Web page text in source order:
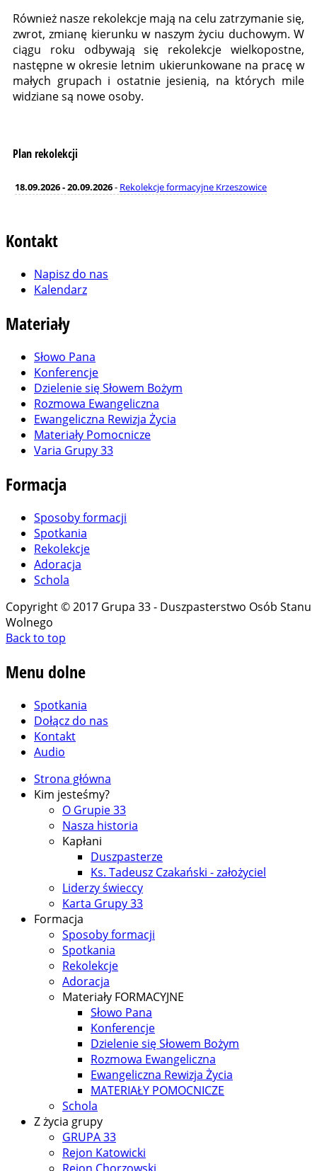
Również nasze rekolekcje mają na celu zatrzymanie się,
zwrot, zmianę kierunku w naszym życiu duchowym. W
ciągu roku odbywają się rekolekcje wielkopostne,
następne w okresie letnim ukierunkowane na pracę w
małych grupach i ostatnie jesienią, na których mile
widziane są nowe osoby.
Plan rekolekcji
18.09.2026-20.09.2026- Rekolekcje formacyjne Krzeszowice
Kontakt
Napisz do nas
Kalendarz
Materiały
Słowo Pana
Konferencje
Dzielenie się Słowem Bożym
Rozmowa Ewangeliczna
Ewangeliczna Rewizja Życia
Materiały Pomocnicze
Varia Grupy 33
Formacja
Sposoby formacji
Spotkania
Rekolekcje
Adoracja
Schola
Copyright © 2017 Grupa 33 - Duszpasterstwo Osób Stanu
Wolnego
Back to top
Menu dolne
Spotkania
Dołącz do nas
Kontakt
Audio
Strona główna
Kim jesteśmy?
O Grupie 33
Nasza historia
Kapłani
Duszpasterze
Ks. Tadeusz Czakański - założyciel
Liderzy świeccy
Karta Grupy 33
Formacja
Sposoby formacji
Spotkania
Rekolekcje
Adoracja
Materiały FORMACYJNE
Słowo Pana
Konferencje
Dzielenie się Słowem Bożym
Rozmowa Ewangeliczna
Ewangeliczna Rewizja Życia
MATERIAŁY POMOCNICZE
Schola
Z życia grupy
GRUPA 33
Rejon Katowicki
Rejon Chorzowski